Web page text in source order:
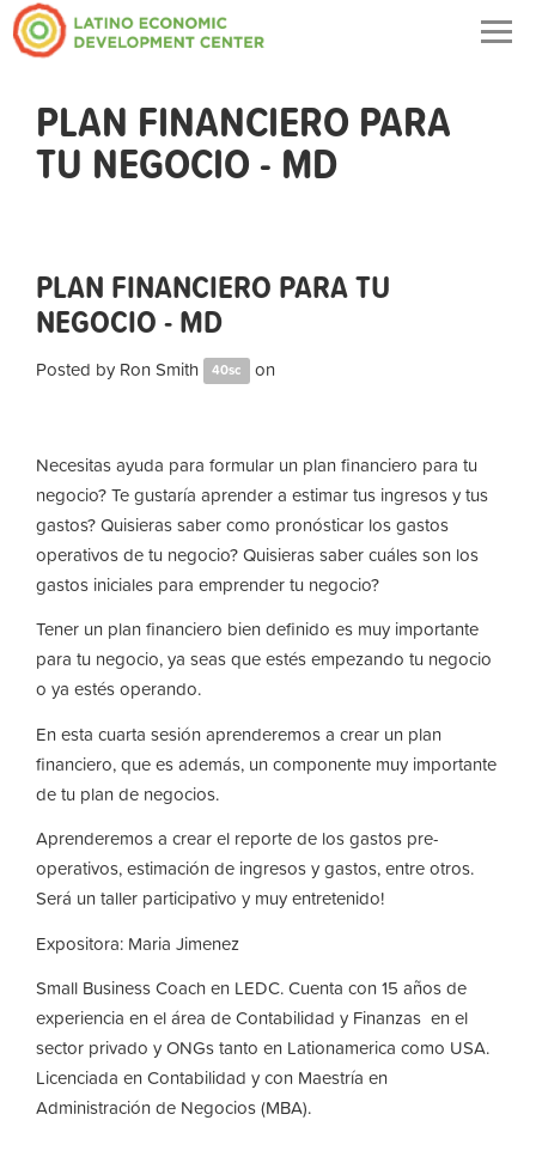
PLAN FINANCIERO PARA
TU NEGOCIO - MD
PLAN FINANCIERO PARA TU
NEGOCIO - MD
Posted by Ron Smith 40sc on
Necesitas ayuda para formular un plan financiero para tu
negocio? Te gustaría aprender a estimar tus ingresos y tus
gastos? Quisieras saber como pronósticar los gastos
operativos de tu negocio? Quisieras saber cuáles son los
gastos iniciales para emprender tu negocio?
Tener un plan financiero bien definido es muy importante
para tu negocio, ya seas que estés empezando tu negocio
o ya estés operando.
En esta cuarta sesión aprenderemos a crear un plan
financiero, que es además, un componente muy importante
de tu plan de negocios.
Aprenderemos a crear el reporte de los gastos pre-
operativos, estimación de ingresos y gastos, entre otros.
Será un taller participativo y muy entretenido!
Expositora: Maria Jimenez
Small Business Coach en LEDC. Cuenta con 15 años de
experiencia en el área de Contabilidad y Finanzas en el
sector privado y ONGs tanto en Lationamerica como USA.
Licenciada en Contabilidad y con Maestría en
Administración de Negocios (MBA).